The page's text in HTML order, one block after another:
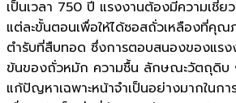
เป็นเวลา 750 ปี แรงงานต้องมีความเชี่ย
แต่ละขั้นตอนเพื่อให้ได้ซอสถั่วเหลืองที่คุ
ตำรับที่สืบทอด ซึ่งการตอบสนองของแร
ข้นของถั่วหมัก ความชื้น ลักษณะวัตถุดิบ
แก้ปัญหาเฉพาะหน้าจำเป็นอย่างมากในก